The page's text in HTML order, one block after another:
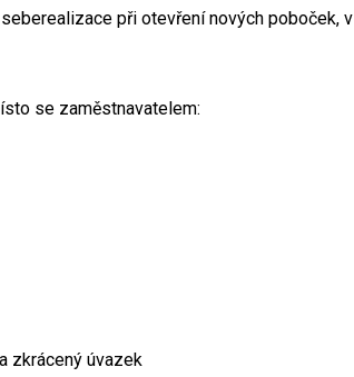
při otevření nových poboček, v
se zaměstnavatelem:
zkrácený úvazek